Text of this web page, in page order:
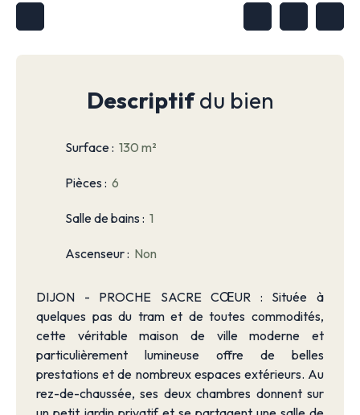
Descriptifdu bien
Surface: 130 m²
Pièces : 6
Salle de bains : 1
Ascenseur: Non
DIJON - PROCHE SACRE CŒUR : Située à
quelques pas du tram et de toutes commodités,
cette véritable maison de ville moderne et
particulièrement lumineuse offre de belles
prestations et de nombreux espaces extérieurs. Au
rez-de-chaussée, ses deux chambres donnent sur